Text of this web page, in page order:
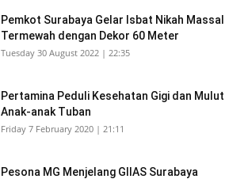
Pemkot Surabaya Gelar Isbat Nikah Massal
Termewah dengan Dekor 60 Meter
Tuesday 30 August 2022 | 22:35
Pertamina Peduli Kesehatan Gigi dan Mulut
Anak-anak Tuban
Friday 7 February 2020 | 21:11
Pesona MG Menjelang GIIAS Surabaya